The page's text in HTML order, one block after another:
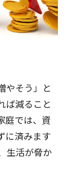
やそう」と
ば減ること
庭では、資
に済みます
生活が脅か